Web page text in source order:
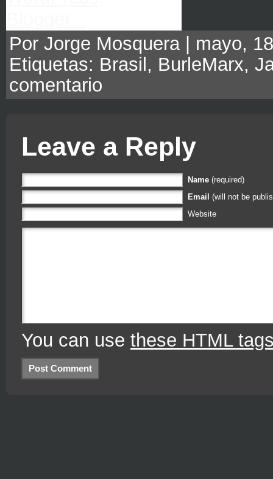
Por Jorge Mosquera | mayo,
Etiquetas: Brasil, BurleMarx,
comentario
Leave a Reply
Name (required)
Email (will not be
Website
You can use these HTML